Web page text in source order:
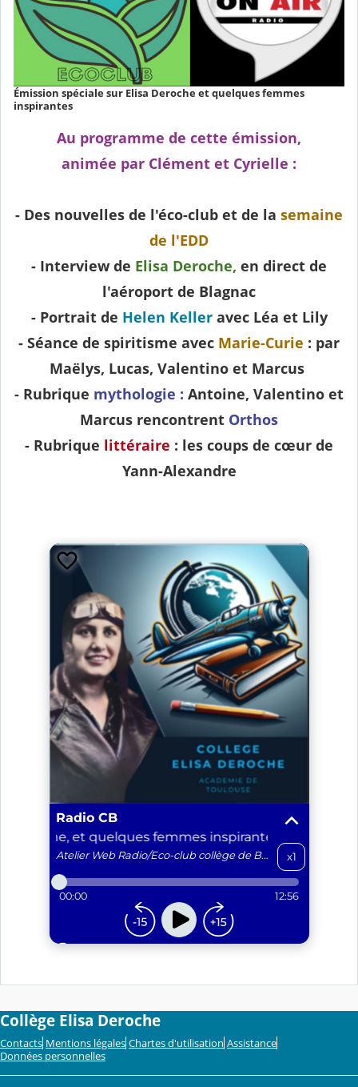
Émission spéciale sur Elisa Deroche et quelques femmes
inspirantes
Au programme de cette émission,
animée par Clément et Cyrielle :
- Des nouvelles de l'éco-club et de la semaine
de l'EDD
- Interview de Elisa Deroche, en direct de
l'aéroport de Blagnac
- Portrait de Helen Kelleravec Léa et Lily
- Séance de spiritisme avec Marie-Curie : par
Maëlys, Lucas, Valentino et Marcus
- Rubrique mythologie : Antoine, Valentino et
Marcus rencontrent Orthos
- Rubrique littéraire : les coups de cœur de
Yann-Alexandre
Collège Elisa Deroche
Contacts Mentions légales Chartes d'utilisation Assistance
Données personnelles